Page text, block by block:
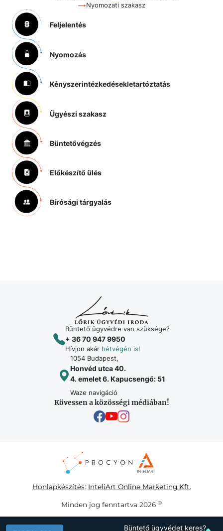
Nyomozati szakasz
Feljelentés
Nyomozás
Kényszerintézkedésekletartóztatás
Ügyészi szakasz
Büntetővégzés
Előkészítő ülés
Bírósági tárgyalás
Büntető ügyvédre van szüksége?
+ 36 70 947 9950
Hívjon akár hétvégén is!
1054 Budapest,
Honvéd utca 40.
4. emelet 6. Kapucsengő: 51
Waze navigáció
Kövessen a közösségi médiában!
Honlapkészítés: InteliArt Online Marketing Kft.
Minden jog fenntartva 2026 ©
Büntető ügyvédet keres?